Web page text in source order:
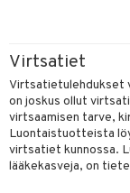
Virtsatiet
Virtsatietulehdukset
on joskus ollut
virtsaamisen tarve,
Luontaistuotteista
virtsatiet kunnossa.
lääkekasveja, on